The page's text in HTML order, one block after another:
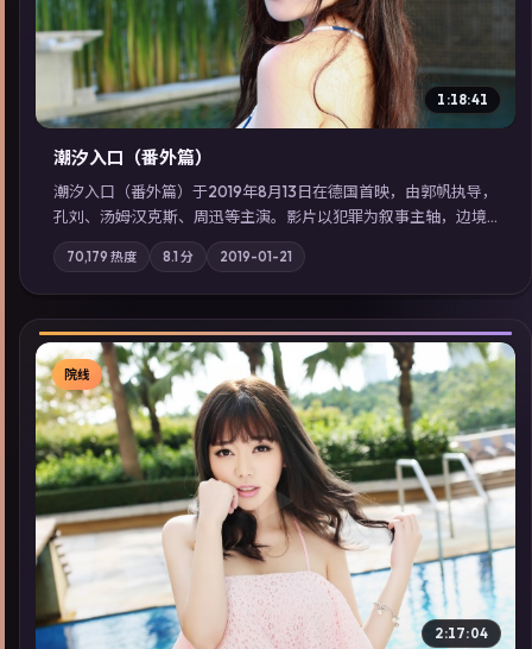
1:18:41
潮汐入口（番外篇）
潮汐入口（番外篇）于2019年8月13日在德国首映，由郭帆执导，
孔刘、汤姆·汉克斯、周迅等主演。影片以犯罪为叙事主轴，边境
小镇的平静被一封匿名信彻底打破；摄影与配乐强化地域气质；
站内亦可通过「国产免费观看高清电视剧在线看」延展检索同类
型高分佳作，畅享高清在线追剧体验。
70,179 热度 8.1分 2019-01-21
▶
院线
2:17:04